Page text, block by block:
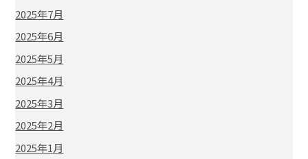
2025年7月
2025年6月
2025年5月
2025年4月
2025年3月
2025年2月
2025年1月